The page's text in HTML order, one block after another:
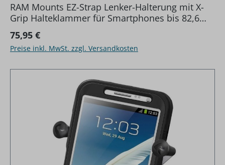
RAM Mounts EZ-Strap Lenker-Halterung mit X-
Grip Halteklammer für Smartphones bis 82,6
mm Breite - direkte Anbindung
Regulärer Preis:
75,95 €
Preise inkl. MwSt. zzgl. Versandkosten